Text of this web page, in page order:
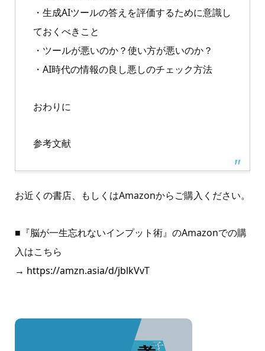
・生成AIツールの答えを評価するために意識し
ておくべきこと
・ツールが悪いのか？使い方が悪いのか？
・AI時代の情報の良し悪しのチェック方法
おわりに
参考文献
お近くの書店、もしくはAmazonからご購入ください。
■『脳が一生忘れないインプット術』のAmazonでの購
入はこちら
→ https://amzn.asia/d/jblkVvT